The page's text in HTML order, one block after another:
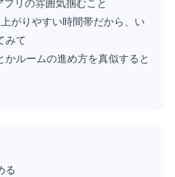
リの雰囲気掴むこと
がりやすい時間帯だから、い
みて
ルームの進め方を真似すると
る